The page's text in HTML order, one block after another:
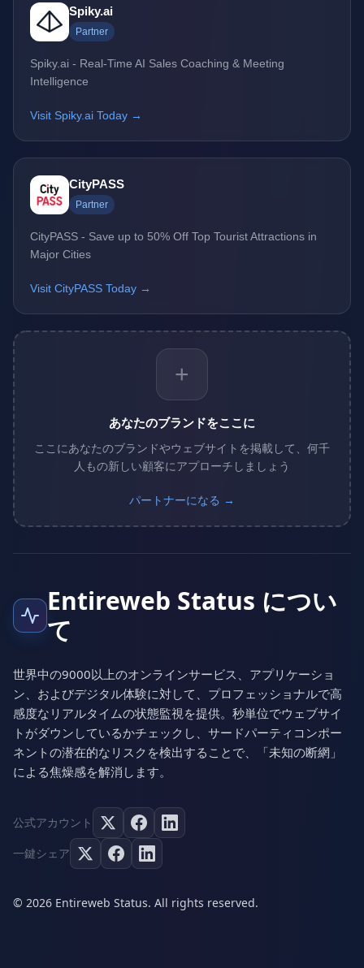
Spiky.ai
Partner
Spiky.ai - Real-Time AI Sales Coaching & Meeting
Intelligence
Visit Spiky.ai Today →
CityPASS
Partner
CityPASS - Save up to 50% Off Top Tourist Attractions in
Major Cities
Visit CityPASS Today →
+
あなたのブランドをここに
ここにあなたのブランドやウェブサイトを掲載して、何千
人もの新しい顧客にアプローチしましょう
パートナーになる →
Entireweb Status につい
て
世界中の9000以上のオンラインサービス、アプリケーショ
ン、およびデジタル体験に対して、プロフェッショナルで高
感度なリアルタイムの状態監視を提供。秒単位でウェブサイ
トがダウンしているかチェックし、サードパーティコンポー
ネントの潜在的なリスクを検出することで、「未知の断網」
による焦燥感を解消します。
公式アカウント
一鍵シェア
© 2026 Entireweb Status. All rights reserved.